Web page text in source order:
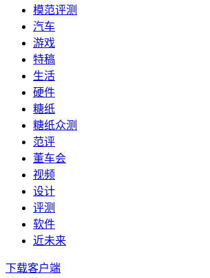
模范评测
汽车
游戏
特稿
生活
硬件
糖纸
糖纸众测
范评
董车会
视频
设计
评测
软件
近未来
下载客户端